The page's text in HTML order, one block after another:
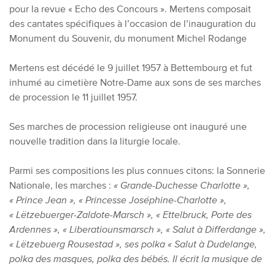
pour la revue « Echo des Concours ». Mertens composait
des cantates spécifiques à l’occasion de l’inauguration du
Monument du Souvenir, du monument Michel Rodange
Mertens est décédé le 9 juillet 1957 à Bettembourg et fut
inhumé au cimetière Notre-Dame aux sons de ses marches
de procession le 11 juillet 1957.
Ses marches de procession religieuse ont inauguré une
nouvelle tradition dans la liturgie locale.
Parmi ses compositions les plus connues citons: la Sonnerie
Nationale, les marches : « Grande-Duchesse Charlotte »,
« Prince Jean », « Princesse Joséphine-Charlotte »,
« Lëtzebuerger-Zaldote-Marsch », « Ettelbruck, Porte des
Ardennes », « Liberatiounsmarsch », « Salut à Differdange »,
« Lëtzebuerg Rousestad », ses polka « Salut à Dudelange,
polka des masques, polka des bébés. Il écrit la musique de